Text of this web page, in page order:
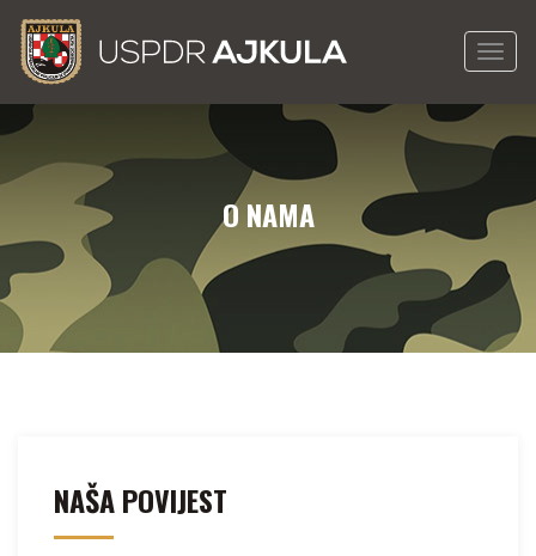
O NAMA
NAŠA POVIJEST